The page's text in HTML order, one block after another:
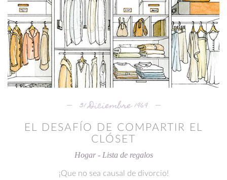
31 Diciembre 1969
EL DESAFÍO DE COMPARTIR EL
CLÓSET
Hogar - Lista de regalos
¡Que no sea causal de divorcio!